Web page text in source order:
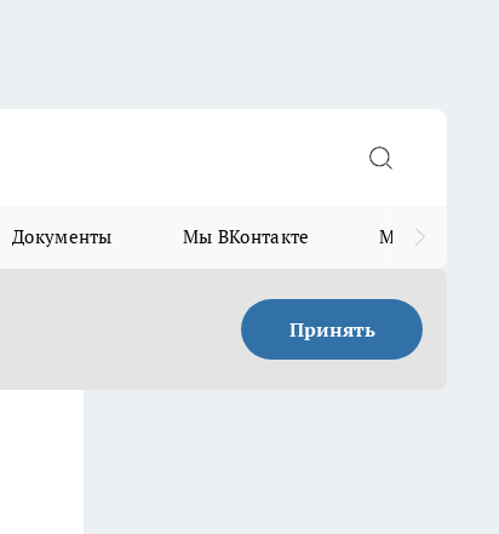
Документы Мы ВКонтакте Мы в
Принять